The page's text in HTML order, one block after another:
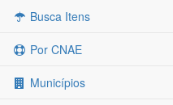
Busca Itens
Por CNAE
Municípios